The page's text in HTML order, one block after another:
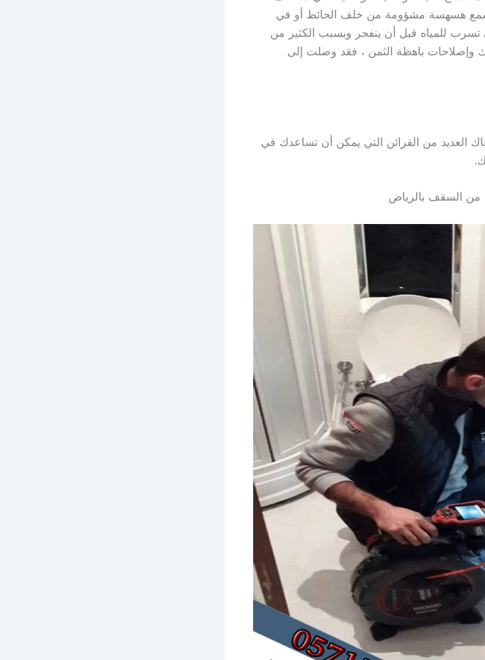
هسهسة مشؤومة من خلف الحائط أو في
للمياه قبل أن ينفجر ويسبب الكثير من
وإصلاحات باهظة الثمن ، فقد وصلت إلى
العديد من القرائن التي يمكن أن تساعدك في
من السقف بالرياض